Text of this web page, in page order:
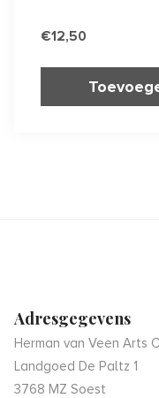
€12,50
Adresgegevens
Herman van Veen Arts
Landgoed De Paltz 1
3768 MZ Soest